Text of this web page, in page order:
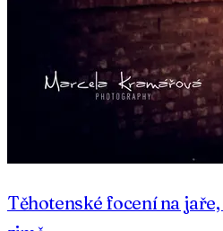
Těhotenské focení na jaře,